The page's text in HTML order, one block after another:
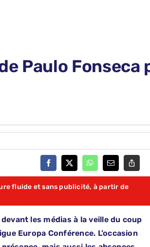
Paulo Fonseca
fluide et sans publicité, à partir de
les médias à la veille du coup
Europa Conférence. L’occasion